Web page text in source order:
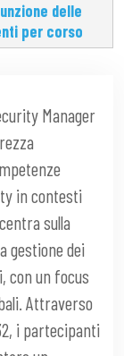
delle
per corso
Manager
in contesti
sulla
gestione dei
con un focus
Attraverso
i partecipanti